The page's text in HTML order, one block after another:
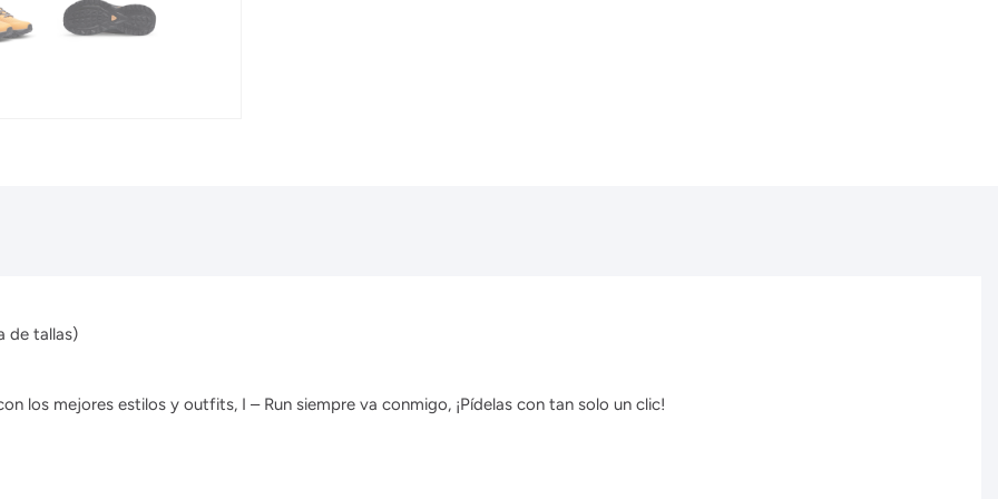
de tallas)
los mejores estilos y outfits, I – Run siempre va conmigo, ¡Pídelas con tan solo un clic!